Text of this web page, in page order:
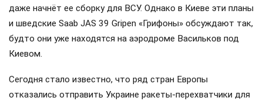
даже начнёт ее сборку для ВСУ. Однако в Киеве эти планы
и шведские Saab JAS 39 Gripen «Грифоны» обсуждают так,
будто они уже находятся на аэродроме Васильков под
Киевом.
Сегодня стало известно, что ряд стран Европы
отказались отправить Украине ракеты-перехватчики для